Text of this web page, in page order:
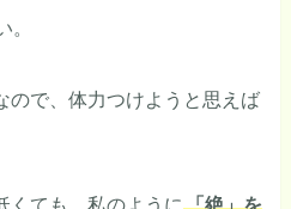
。
ので、体力つけようと思えば
くても、私のように「絶」を